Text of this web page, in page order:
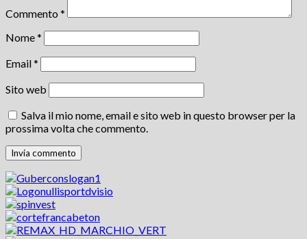
Commento *
Nome*
Email*
Sito web
Salva il mio nome, email e sito web in questo browser per la
prossima volta che commento.